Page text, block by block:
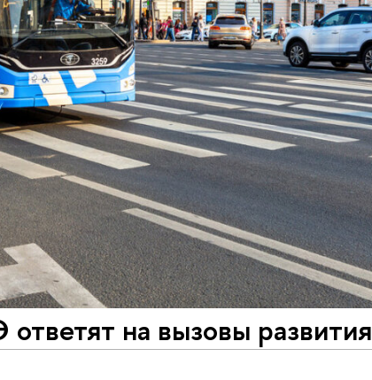
на вызовы развития